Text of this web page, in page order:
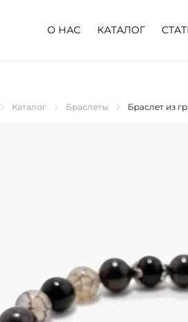
О НАС КАТАЛОГ
Каталог Браслеты Браслет из